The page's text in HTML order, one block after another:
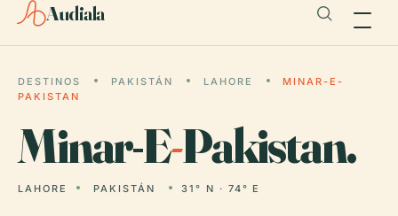
Audiala
DESTINOS PAKISTÁN LAHORE
MINAR-E-
PAKISTAN
Minar-E-Pakistan.
LAHORE PAKISTÁN 31° N · 74° E